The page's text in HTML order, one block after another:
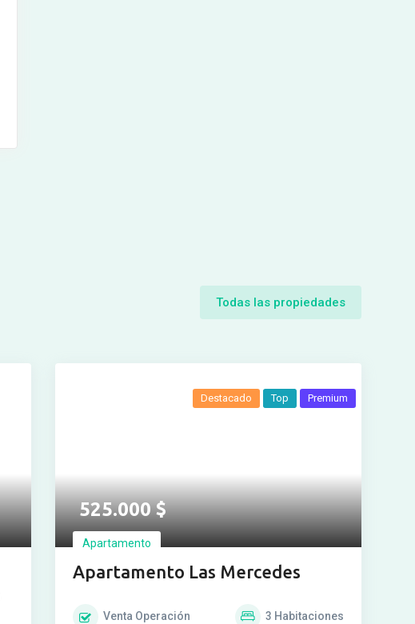
Todas las propiedades
525.000$
Apartamento
Apartamento Las Mercedes
Destacado Top Premium
Venta Operación 3 Habitaciones